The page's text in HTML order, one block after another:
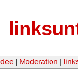
Idee Moderation